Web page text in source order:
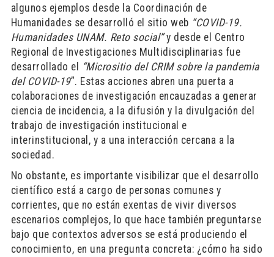
algunos ejemplos desde la Coordinación de
Humanidades se desarrolló el sitio web “COVID-19.
Humanidades UNAM. Reto social”y desde el Centro
Regional de Investigaciones Multidisciplinarias fue
desarrollado el
“Micrositio del CRIM sobre la pandemia
del COVID-19”. Estas acciones abren una puerta a
colaboraciones de investigación encauzadas a generar
ciencia de incidencia, a la difusión y la divulgación del
trabajo de investigación institucional e
interinstitucional, y a una interacción cercana a la
sociedad.
No obstante, es importante visibilizar que el desarrollo
científico está a cargo de personas comunes y
corrientes, que no están exentas de vivir diversos
escenarios complejos, lo que hace también preguntarse
bajo que contextos adversos se está produciendo el
conocimiento, en una pregunta concreta: ¿cómo ha sido